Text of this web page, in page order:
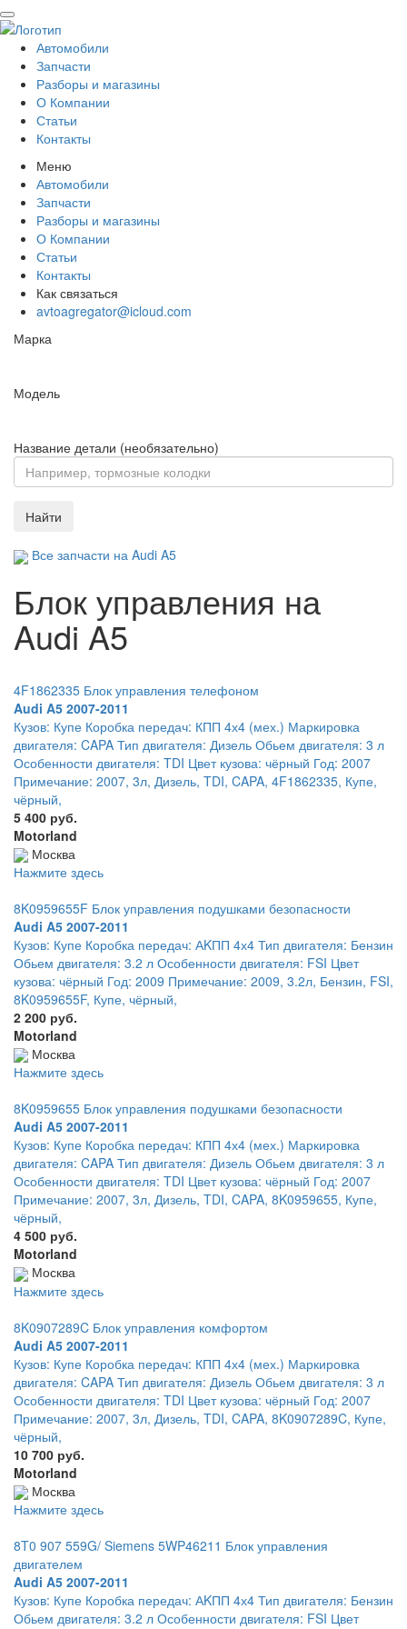
Автомобили
Запчасти
Разборы и магазины
О Компании
Статьи
Контакты
Меню
Автомобили
Запчасти
Разборы и магазины
О Компании
Статьи
Контакты
Как связаться
avtoagregator@icloud.com
Марка
Модель
Название детали (необязательно)
Найти
Все запчасти на Audi A5
Блок управления на
Audi A5
4F1862335 Блок управления телефоном
Audi A5 2007-2011
Кузов: Купе Коробка передач: КПП 4х4 (мех.) Маркировка
двигателя: CAPA Тип двигателя: Дизель Обьем двигателя: 3 л
Особенности двигателя: TDI Цвет кузова: чёрный Год: 2007
Примечание: 2007, 3л, Дизель, TDI, CAPA, 4F1862335, Купе,
чёрный,
5 400 руб.
Motorland
Москва
Нажмите здесь
8K0959655F Блок управления подушками безопасности
Audi A5 2007-2011
Кузов: Купе Коробка передач: АKПП 4х4 Тип двигателя: Бензин
Обьем двигателя: 3.2 л Особенности двигателя: FSI Цвет
кузова: чёрный Год: 2009 Примечание: 2009, 3.2л, Бензин, FSI,
8K0959655F, Купе, чёрный,
2 200 руб.
Motorland
Москва
Нажмите здесь
8K0959655 Блок управления подушками безопасности
Audi A5 2007-2011
Кузов: Купе Коробка передач: КПП 4х4 (мех.) Маркировка
двигателя: CAPA Тип двигателя: Дизель Обьем двигателя: 3 л
Особенности двигателя: TDI Цвет кузова: чёрный Год: 2007
Примечание: 2007, 3л, Дизель, TDI, CAPA, 8K0959655, Купе,
чёрный,
4 500 руб.
Motorland
Москва
Нажмите здесь
8K0907289C Блок управления комфортом
Audi A5 2007-2011
Кузов: Купе Коробка передач: КПП 4х4 (мех.) Маркировка
двигателя: CAPA Тип двигателя: Дизель Обьем двигателя: 3 л
Особенности двигателя: TDI Цвет кузова: чёрный Год: 2007
Примечание: 2007, 3л, Дизель, TDI, CAPA, 8K0907289C, Купе,
чёрный,
10 700 руб.
Motorland
Москва
Нажмите здесь
8T0 907 559G/ Siemens 5WP46211 Блок управления
двигателем
Audi A5 2007-2011
Кузов: Купе Коробка передач: АKПП 4х4 Тип двигателя: Бензин
Обьем двигателя: 3.2 л Особенности двигателя: FSI Цвет